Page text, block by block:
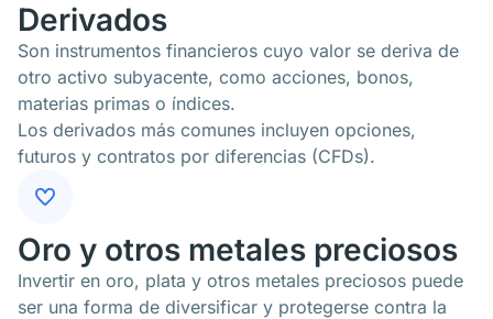
Derivados
Son instrumentos financieros cuyo valor se deriva de
otro activo subyacente, como acciones, bonos,
materias primas o índices.
Los derivados más comunes incluyen opciones,
futuros y contratos por diferencias (CFDs).
Oro y otros metales preciosos
Invertir en oro, plata y otros metales preciosos puede
ser una forma de diversificar y protegerse contra la